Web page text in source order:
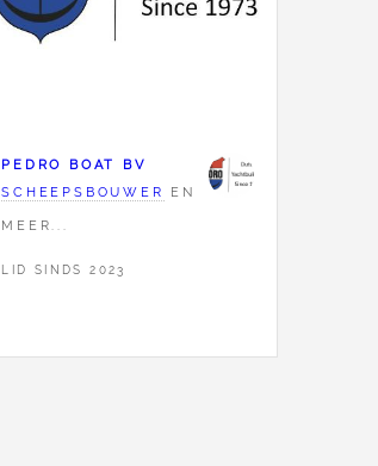
PEDRO BOAT BV
SCHEEPSBOUWER
EN
MEER...
LID SINDS 2023